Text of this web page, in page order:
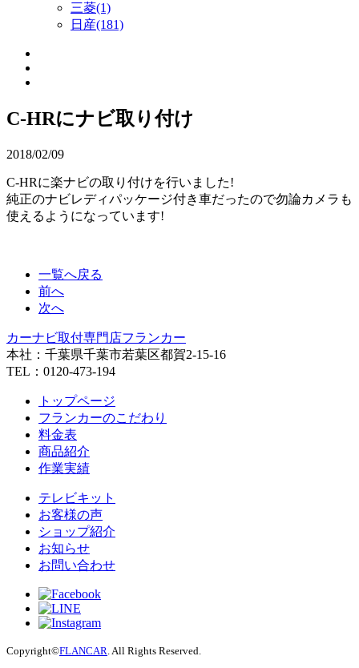
三菱(1)
日産(181)
C-HRにナビ取り付け
2018/02/09
C-HRに楽ナビの取り付けを行いました!
純正のナビレディパッケージ付き車だったので勿論カメラも
使えるようになっています!
一覧へ戻る
前へ
次へ
カーナビ取付専⾨店フランカー
本社：千葉県千葉市若葉区都賀2-15-16
TEL：0120-473-194
トップページ
フランカーのこだわり
料金表
商品紹介
作業実績
テレビキット
お客様の声
ショップ紹介
お知らせ
お問い合わせ
Copyright©FLANCAR. All Rights Reserved.